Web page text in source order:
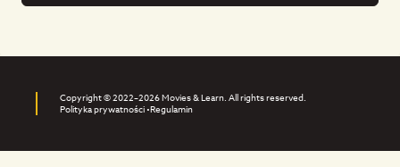
Copyright © 2022–2026 Movies & Learn. All rights reserved.
Polityka prywatności •Regulamin